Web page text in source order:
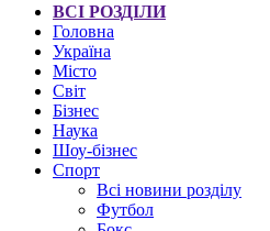
ВСІ РОЗДІЛИ
Головна
Україна
Місто
Світ
Бізнес
Наука
Шоу-бізнес
Спорт
Всі новини розділу
Футбол